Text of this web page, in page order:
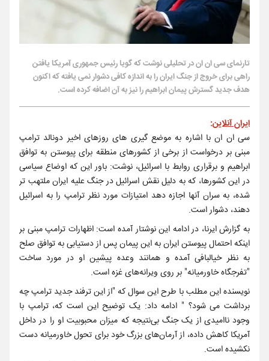
تارنمای سی ان ان در تحلیلی نوشت که گویا رئیس جمهوری آمریکا یافتن
راهی برای خروج از جنگ ایران را به اندازه کافی دشوار نمی یافته که اکنون
هدف جدید گسترش پیمان ابراهیم را نیز به آن اضافه کرده است.
ایران آنلاین:
سی ان ان با اشاره به موضع گیری های روزهای اخیر دونالد ترامپ
مبنی بر درخواست از برخی از کشورهای منطقه برای پیوستن به توافق
ابراهیم و برقراری روابط با اسرائیل، نوشت: باور این که اوضاع سیاسی
در این کشورها، که به دلیل نقش اسرائیل در جنگ علیه ایران ملتهب تر
شده، به سران آنها اجازه دهد امتیازات مورد نظر ترامپ را به اسرائیل
دهند، دشوار است.
به گزارش ایرنا، در ادامه این نوشتار آمده است: اظهارات ترامپ مبنی بر
اینکه احتمال پیوستن ایران به این پیمان پس از دستیابی به توافق صلح
به نظر خیالبافی آمده و همانند وعده پیشین او در مورد ساخت
"تفرجگاه خاورمیانه" بر روی ویرانه‌های غزه است.
نویسنده این مطلب با طرح این سوال که "از این ترفند جدید ترامپ چه
برداشت می شود؟ " ادامه داد: یک توضیح این است که، ترامپ با
وجود ناامیدی از یک جنگ بی‌نتیجه که میزان محبوبیت او را در داخل
آمریکا کاهش داده، از آرمان‌های بزرگ خود برای تحول خاورمیانه دست
نکشیده است.